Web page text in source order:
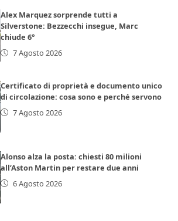
Alex Marquez sorprende tutti a
Silverstone: Bezzecchi insegue, Marc
chiude 6°
7 Agosto 2026
Certificato di proprietà e documento unico
di circolazione: cosa sono e perché servono
7 Agosto 2026
Alonso alza la posta: chiesti 80 milioni
all’Aston Martin per restare due anni
6 Agosto 2026